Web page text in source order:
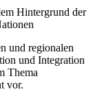
Hintergrund der
und regionalen
und Integration
Thema
vor.